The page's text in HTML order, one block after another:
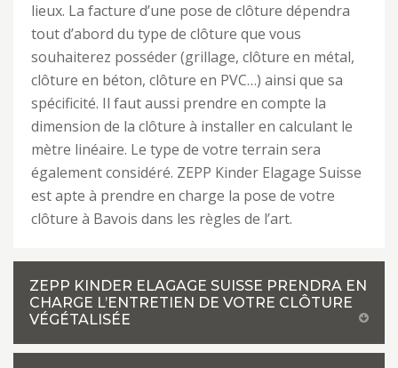
lieux. La facture d’une pose de clôture dépendra
tout d’abord du type de clôture que vous
souhaiterez posséder (grillage, clôture en métal,
clôture en béton, clôture en PVC…) ainsi que sa
spécificité. Il faut aussi prendre en compte la
dimension de la clôture à installer en calculant le
mètre linéaire. Le type de votre terrain sera
également considéré. ZEPP Kinder Elagage Suisse
est apte à prendre en charge la pose de votre
clôture à Bavois dans les règles de l’art.
ZEPP KINDER ELAGAGE SUISSE PRENDRA EN
CHARGE L’ENTRETIEN DE VOTRE CLÔTURE
VÉGÉTALISÉE